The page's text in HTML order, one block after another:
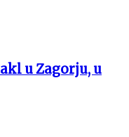
u Zagorju, u